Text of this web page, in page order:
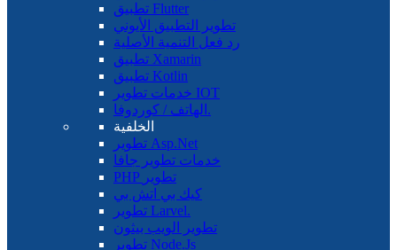
تطبيق Flutter
تطوير التطبيق الأيوني
رد فعل التنمية الأصلية
تطبيق Xamarin
تطبيق Kotlin
خدمات تطوير IOT
الهاتف / كوردوفا.
الخلفية
تطوير Asp.Net
خدمات تطوير جافا
PHP تطوير
كيك بي اتش بي
تطوير Larvel.
تطوير الويب بيثون
تطوير Node.Js